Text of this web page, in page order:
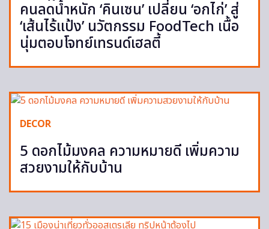
คนลดน้ำหนัก ‘คินเซน’ เปลี่ยน ‘อกไก่’ สู่
‘เส้นไร้แป้ง’ นวัตกรรม FoodTech เนื้อ
นุ่มตอบโจทย์เทรนด์เฮลตี้
DECOR
5 ดอกไม้มงคล ความหมายดี เพิ่มความ
สวยงามให้กับบ้าน